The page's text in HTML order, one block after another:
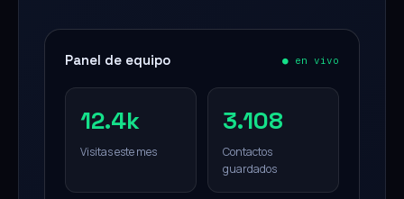
Panel de equipo ● en vivo
12.4k
Visitas este mes
3.108
Contactos
guardados